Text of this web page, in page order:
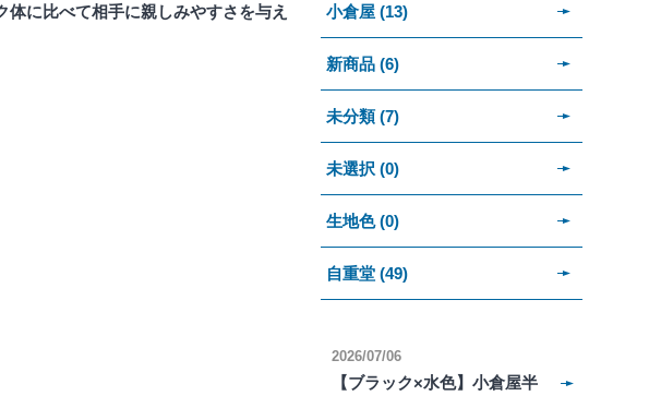
に比べて相手に親しみやすさを与え
小倉屋 (13)
新商品 (6)
未分類 (7)
未選択 (0)
生地色 (0)
自重堂 (49)
2026/07/06
【ブラック×水色】小倉屋半